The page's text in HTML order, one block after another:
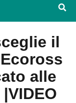
il
alle